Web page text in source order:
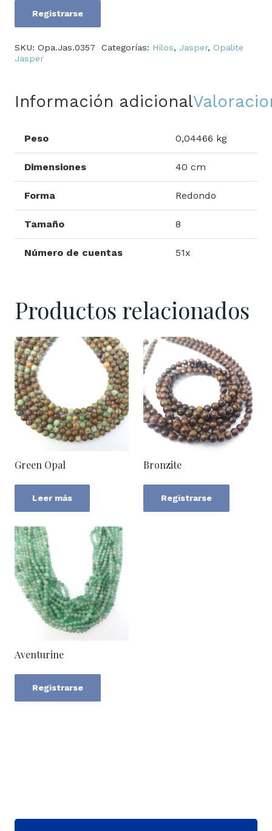
Opalite
cantidad
Registrarse
SKU: Opa.Jas.0357 Categorías: Hilos, Jasper, Opalite
Jasper
Información adicional
Peso 0,04466 kg
Dimensiones 40 cm
Forma Redondo
Tamaño 8
Número de cuentas 51x
Productos relacionados
Green Opal
Leer más
Bronzite
Registrarse
Aventurine
Registrarse